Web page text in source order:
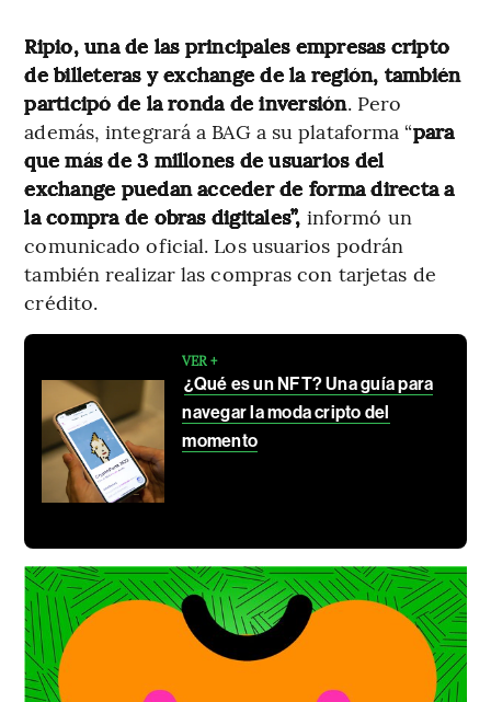
Ripio, una de las principales empresas cripto
de billeteras y exchange de la región, también
participó de la ronda de inversión. Pero
además, integrará a BAG a su plataforma “para
que más de 3 millones de usuarios del
exchange puedan acceder de forma directa a
la compra de obras digitales”, informó un
comunicado oficial. Los usuarios podrán
también realizar las compras con tarjetas de
crédito.
VER +
¿Qué es un NFT? Una guía para
navegar la moda cripto del
momento